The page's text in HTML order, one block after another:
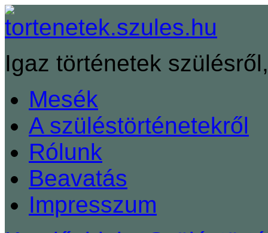
Igaz történetek
Mesék
A szüléstörténetekről
Rólunk
Beavatás
Impresszum